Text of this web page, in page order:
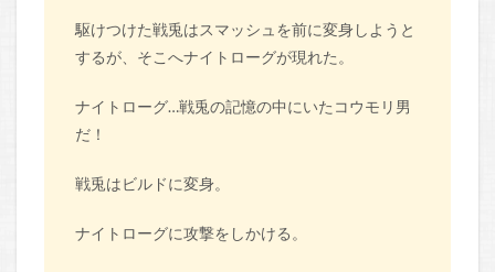
駆けつけた戦兎はスマッシュを前に変身しようと
するが、そこへナイトローグが現れた。
ナイトローグ…戦兎の記憶の中にいたコウモリ男
だ！
戦兎はビルドに変身。
ナイトローグに攻撃をしかける。